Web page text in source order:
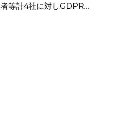
者等計4社に対しGDPR…